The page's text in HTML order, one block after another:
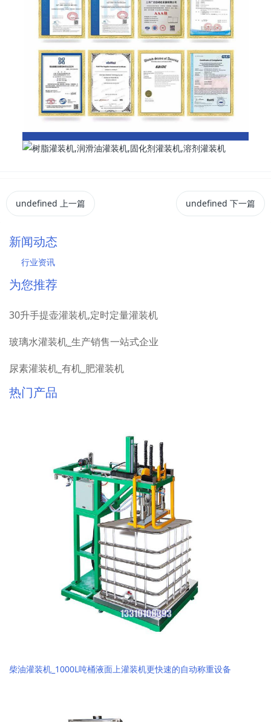
undefined 上一篇 undefined 下一篇
新闻动态
行业资讯
为您推荐
30升手提壶灌装机,定时定量灌装机
玻璃水灌装机_生产销售一站式企业
尿素灌装机_有机_肥灌装机
热门产品
柴油灌装机_1000L吨桶液面上灌装机更快速的自动称重设备